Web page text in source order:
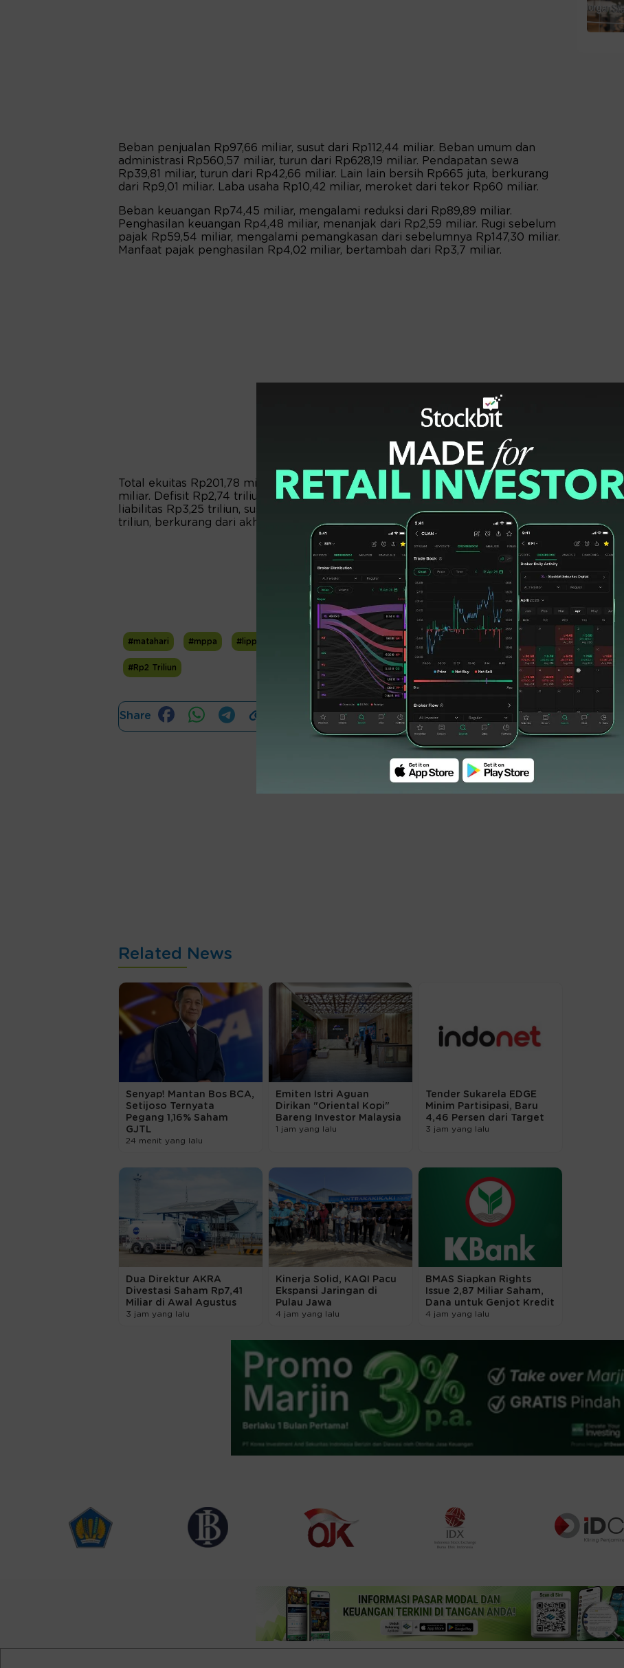
Beban penjualan Rp97,66 miliar, susut dari Rp112,44 miliar. Beban umum dan
administrasi Rp560,57 miliar, turun dari Rp628,19 miliar. Pendapatan sewa
Rp39,81 miliar, turun dari Rp42,66 miliar. Lain lain bersih Rp665 juta, berkurang
dari Rp9,01 miliar. Laba usaha Rp10,42 miliar, meroket dari tekor Rp60 miliar.
Beban keuangan Rp74,45 miliar, mengalami reduksi dari Rp89,89 miliar.
Penghasilan keuangan Rp4,48 miliar, menanjak dari Rp2,59 miliar. Rugi sebelum
pajak Rp59,54 miliar, mengalami pemangkasan dari sebelumnya Rp147,30 miliar.
Manfaat pajak penghasilan Rp4,02 miliar, bertambah dari Rp3,7 miliar.
Total ekuitas Rp201,78 miliar, berkurang dari edisi akhir tahun lalu Rp259,15
miliar. Defisit Rp2,74 triliun, bengkak dari akhir 2023 senilai Rp2,69 triliun. Jumlah
liabilitas Rp3,25 triliun, susut dari sebelumnya Rp3,38 triliun. Jumlah aset Rp3,45
triliun, berkurang dari akhir tahun lalu Rp3,64 triliun. (*)
#matahari #mppa #lippo group #paruh pertama #Rugi Susut #defisit
#Rp2 Triliun
Share
Related News
Senyap! Mantan Bos BCA,
Setijoso Ternyata
Pegang 1,16% Saham
GJTL
24 menit yang lalu
Emiten Istri Aguan
Dirikan "Oriental Kopi"
Bareng Investor Malaysia
1 jam yang lalu
Tender Sukarela EDGE
Minim Partisipasi, Baru
4,46 Persen dari Target
3 jam yang lalu
Dua Direktur AKRA
Divestasi Saham Rp7,41
Miliar di Awal Agustus
3 jam yang lalu
Kinerja Solid, KAQI Pacu
Ekspansi Jaringan di
Pulau Jawa
4 jam yang lalu
BMAS Siapkan Rights
Issue 2,87 Miliar Saham,
Dana untuk Genjot Kredit
4 jam yang lalu